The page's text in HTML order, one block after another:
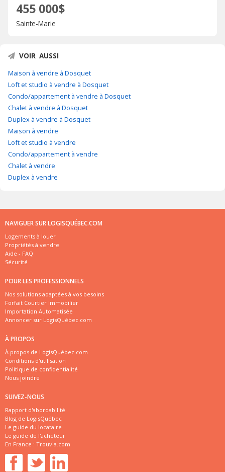
455 000$
Sainte-Marie
VOIR AUSSI
Maison à vendre à Dosquet
Loft et studio à vendre à Dosquet
Condo/appartement à vendre à Dosquet
Chalet à vendre à Dosquet
Duplex à vendre à Dosquet
Maison à vendre
Loft et studio à vendre
Condo/appartement à vendre
Chalet à vendre
Duplex à vendre
NAVIGUER SUR LOGISQUÉBEC.COM
Logements à louer
Propriétés à vendre
Aide - FAQ
Sécurité
POUR LES PROFESSIONNELS
Nos solutions adaptées à vos besoins
Forfait Courtier Immobilier
Importation Automatisée
Annoncer sur LogisQuébec.com
À PROPOS
À propos de LogisQuébec.com
Conditions d'utilisation
Politique de confidentialité
Nous joindre
SUIVEZ-NOUS
Rapport d'abordabilité
Blog de LogisQuébec
Le guide du locataire
Le guide de l'acheteur
En France : Trouvia.com